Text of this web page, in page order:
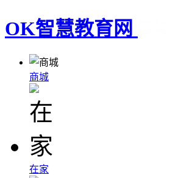
OK智慧教育网
商城
在家